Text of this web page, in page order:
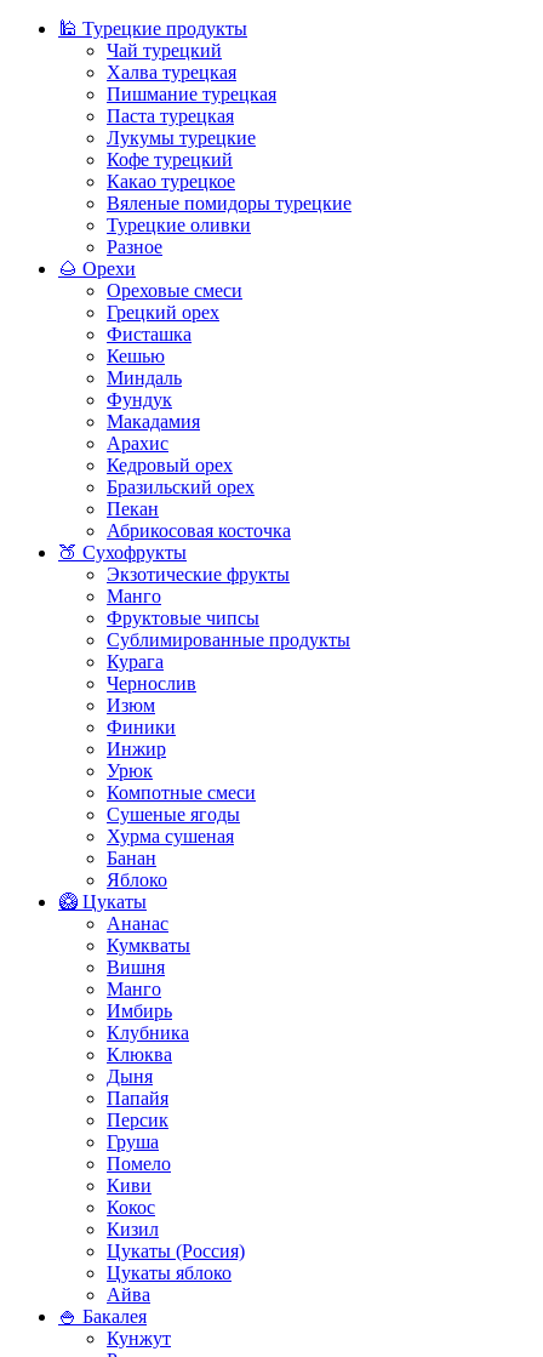
🕌 Турецкие продукты
Чай турецкий
Халва турецкая
Пишмание турецкая
Паста турецкая
Лукумы турецкие
Кофе турецкий
Какао турецкое
Вяленые помидоры турецкие
Турецкие оливки
Разное
🌰 Орехи
Ореховые смеси
Грецкий орех
Фисташка
Кешью
Миндаль
Фундук
Макадамия
Арахис
Кедровый орех
Бразильский орех
Пекан
Абрикосовая косточка
🍑 Сухофрукты
Экзотические фрукты
Манго
Фруктовые чипсы
Сублимированные продукты
Курага
Чернослив
Изюм
Финики
Инжир
Урюк
Компотные смеси
Сушеные ягоды
Хурма сушеная
Банан
Яблоко
🥝 Цукаты
Ананас
Кумкваты
Вишня
Манго
Имбирь
Клубника
Клюква
Дыня
Папайя
Персик
Груша
Помело
Киви
Кокос
Кизил
Цукаты (Россия)
Цукаты яблоко
Айва
🍚 Бакалея
Кунжут